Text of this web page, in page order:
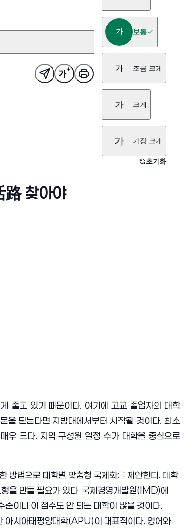
가 보통
가 조금 크게
가 크게
가 가장 크게
초기화
路 찾아야
줄고 있기 때문이다. 여기에 고교 졸업자의 대학
닫는다면 지방대에서부터 시작될 것이다. 최소
우 크다. 지역 구성원 일정 수가 대학을 중심으로
방법으로 대학별 맞춤형 국제화를 제안한다. 대학
을 만들 필요가 있다. 국제경영개발원(IMD)에
이니 이 점수도 안 되는 대학이 많을 것이다.
아시아태평양대학(APU)이 대표적이다. 영어와